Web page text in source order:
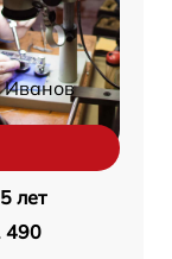
Иванов
5 лет
490